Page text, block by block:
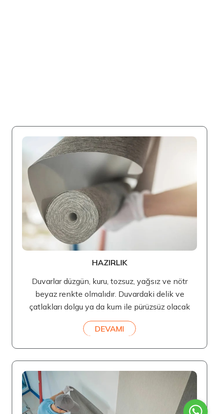
HAZIRLIK
Duvarlar düzgün, kuru, tozsuz, yağsız ve nötr
beyaz renkte olmalıdır. Duvardaki delik ve
çatlakları dolgu ya da kum ile pürüzsüz olacak
DEVAMI